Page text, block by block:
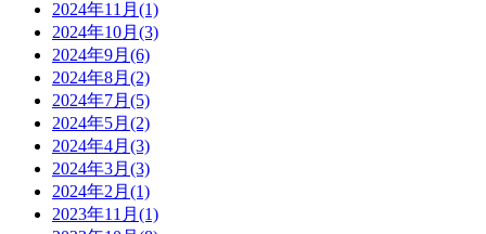
2024年11月(1)
2024年10月(3)
2024年9月(6)
2024年8月(2)
2024年7月(5)
2024年5月(2)
2024年4月(3)
2024年3月(3)
2024年2月(1)
2023年11月(1)